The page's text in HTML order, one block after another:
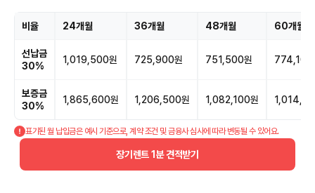
비율 24개월 36개월 48개월 60개월
선납금
30%
1,019,500원 725,900원 751,500원 774,100
보증금
30%
1,865,600원 1,206,500원 1,082,100원
표기된 월 납입금은 예시 기준으로, 계약 조건 및 금융사 심사에 따라 변동될 수 있어요.
장기렌트 1분 견적받기